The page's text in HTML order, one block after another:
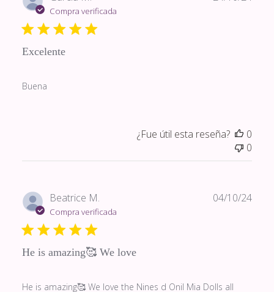
Compra verificada
Excelente
Buena
¿Fue útil esta reseña?
0
0
Beatrice M.
Compra verificada
He is amazing🥰 We love
He is amazing🥰 We love the Nines d Onil Mia Dolls all
04/10/24